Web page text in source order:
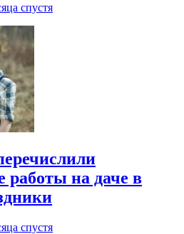
спустя
работы на даче в
спустя